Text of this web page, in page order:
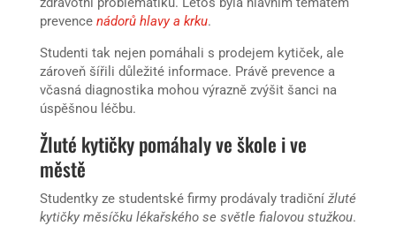
prevence nádorů hlavy a krku.
Studenti tak nejen pomáhali s prodejem kytiček, ale
zároveň šířili důležité informace. Právě prevence a
včasná diagnostika mohou výrazně zvýšit šanci na
úspěšnou léčbu.
Žluté kytičky pomáhaly ve škole i ve
městě
Studentky ze studentské firmy prodávaly tradiční žluté
kytičky měsíčku lékařského se světle fialovou stužkou.